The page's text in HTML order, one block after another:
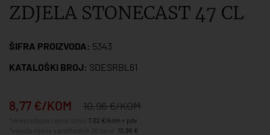
ZDJELA STONECAST 47 CL
ŠIFRA PROIZVODA: 5343
KATALOŠKI BROJ: SDESRBL61
8,77 €/KOM 10,96 €/KOM
7,02 €/kom + pdv
10,96 €